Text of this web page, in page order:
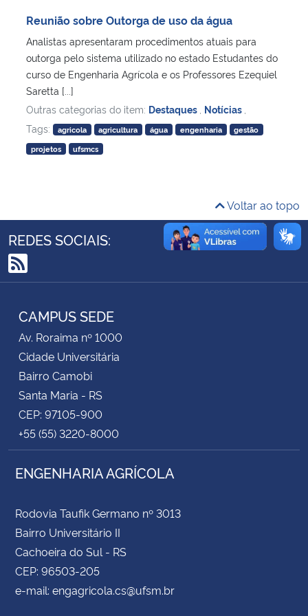
Ministério da Saúde
Ministério de Minas e Energia
Ministério do Meio Ambiente
Controladoria-Geral da União
Secretaria-Geral
Secretaria de Governo
Gabinete de Segurança Institucional
Advocacia-Geral da União
Planalto
Reunião sobre Outorga de uso da água
Analistas apresentaram procedimentos atuais para
outorga pelo sistema utilizado no estado Estudantes do
curso de Engenharia Agrícola e os Professores Ezequiel
Saretta [...]
Outras categorias do item: Destaques Notícias
Tags:
agricola agricultura água engenharia
gestão
projetos
ufsmcs
Voltar ao topo
REDES SOCIAIS:
RSS
CAMPUS SEDE
Av. Roraima nº 1000
Cidade Universitária
Bairro Camobi
Santa Maria - RS
CEP: 97105-900
+55 (55) 3220-8000
ENGENHARIA AGRÍCOLA
Rodovia Taufik Germano nº 3013
Bairro Universitário II
Cachoeira do Sul - RS
CEP: 96503-205
e-mail: engagricola.cs@ufsm.br